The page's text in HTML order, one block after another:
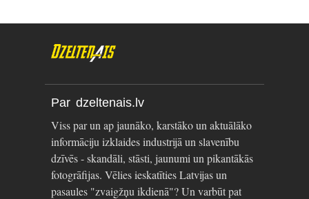
Par dzeltenais.lv
Viss par un ap jaunāko, karstāko un aktuālāko
informāciju izklaides industrijā un slavenību
dzīvēs - skandāli, stāsti, jaunumi un pikantākās
fotogrāfijas. Vēlies ieskatīties Latvijas un
pasaules "zvaigžņu ikdienā"? Un varbūt pat